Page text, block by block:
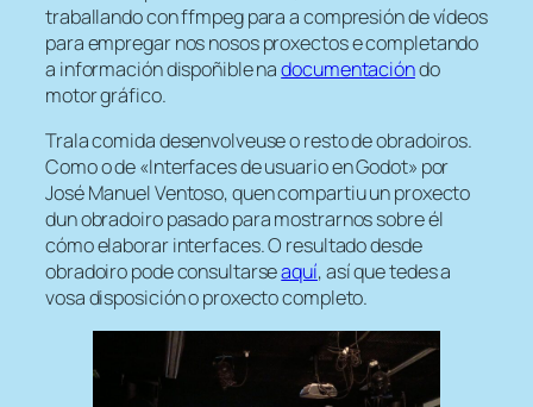
traballando con ffmpeg para a compresión de vídeos
para empregar nos nosos proxectos e completando
a información dispoñible nadocumentacióndo
motor gráfico.
Trala comida desenvolveuse o resto de obradoiros.
Como o de «Interfaces de usuario en Godot» por
José Manuel Ventoso, quen compartiu un proxecto
dun obradoiro pasado para mostrarnos sobre él
cómo elaborar interfaces. O resultado desde
obradoiro pode consultarseaquí, así que tedes a
vosa disposición o proxecto completo.